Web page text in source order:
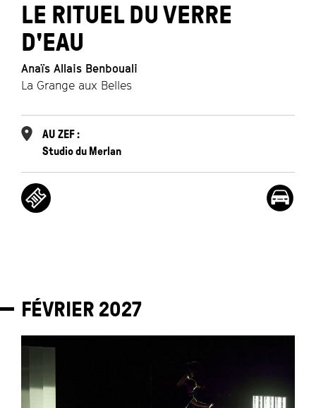
LE RITUEL DU VERRE
D'EAU
Anaïs Allais Benbouali
La Grange aux Belles
AU ZEF :
Studio du Merlan
FÉVRIER 2027